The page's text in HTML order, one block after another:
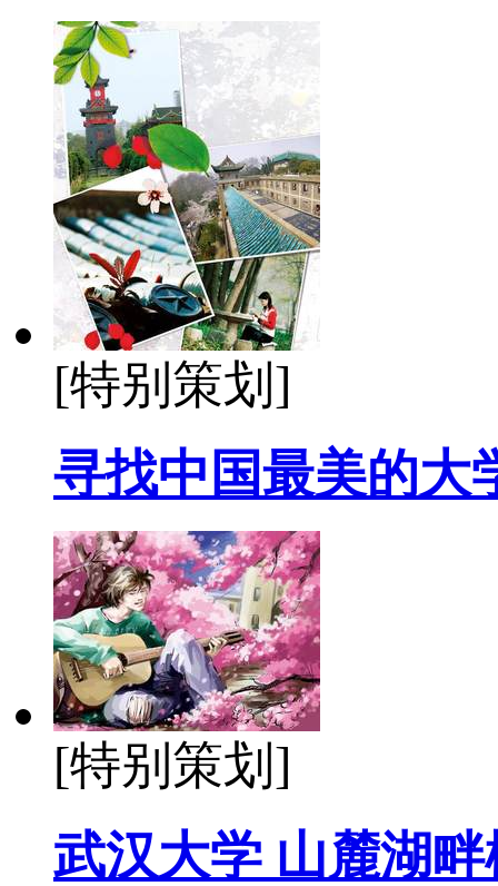
[特别策划]
寻找中国最美的大
[特别策划]
武汉大学 山麓湖